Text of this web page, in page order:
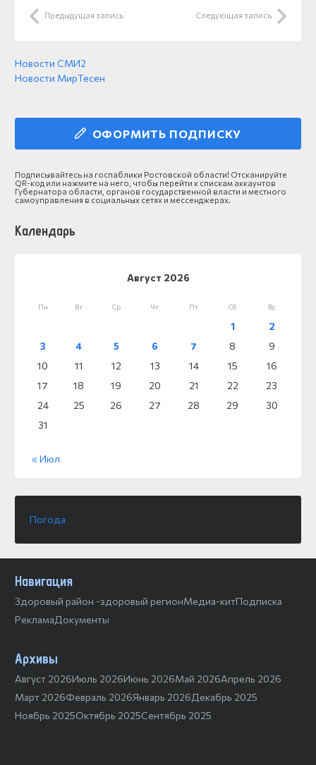
Предыдущая запись Следующая запись
Новости СМИ2
Новости МирТесен
ОФОРМИТЬ ПОДПИСКУ
Подписывайтесь на госпаблики Ростовской области! Отсканируйте
QR-код или нажмите на него, чтобы перейти к спискам аккаунтов
Губернатора области, органов государственной власти и местного
самоуправления в социальных сетях и мессенджерах.
Календарь
Август 2026
Пн Вт Ср Чт Пт Сб Вс
1
2
3
4 5 6 7 8
9
10
11 12 13 14 15
16
17
18 19 20 21 22
23
24
25 26 27 28 29
30
31
« Июл
Погода
Навигация
Здоровый район -здоровый регионМедиа-китПодписка
РекламаДокументы
Архивы
Август 2026Июль 2026Июнь 2026Май 2026Апрель 2026
Март 2026Февраль 2026Январь 2026Декабрь 2025
Ноябрь 2025Октябрь 2025Сентябрь 2025